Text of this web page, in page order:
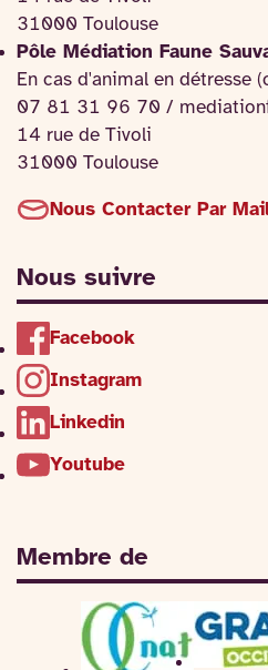
31000 Toulouse
Pôle Médiation Faune
En cas d'animal en détresse
07 81 31 96 70 /
14 rue de Tivoli
31000 Toulouse
Nous Contacter Par
Nous suivre
Facebook
Instagram
Linkedin
Youtube
Membre de